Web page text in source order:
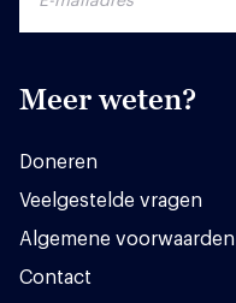
Meer weten?
Doneren
Veelgestelde vragen
Algemene voorwaarden
Contact